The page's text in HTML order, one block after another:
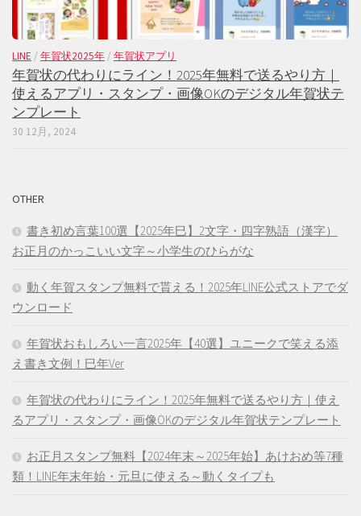
LINE / 年賀状2025年 / 年賀状アプリ
年賀状の代わりにライン！2025年無料で送るやり方｜
使えるアプリ・スタンプ・画像OKのデジタル年賀状テ
ンプレート
30 12月, 2024
OTHER
書き初め言葉100選【2025年巳】2文字・四字熟語（漢字）
お正月のかっこいい文字～小学生のひらがな
動く年賀スタンプ無料で貰える！2025年LINE公式ストアでダ
ウンロード
年賀状おもしろい一言2025年【40選】ユニークで笑える添
え書き文例！巳年Ver
年賀状の代わりにライン！2025年無料で送るやり方｜使え
るアプリ・スタンプ・画像OKのデジタル年賀状テンプレート
お正月スタンプ無料【2024年末～2025年始】あけおめ等7種
類！LINE年末年始・元旦に使える～動くタイプも